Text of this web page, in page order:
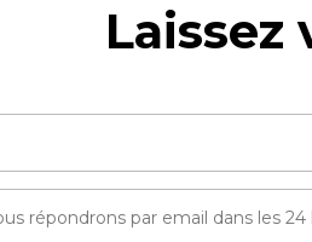
Laissez